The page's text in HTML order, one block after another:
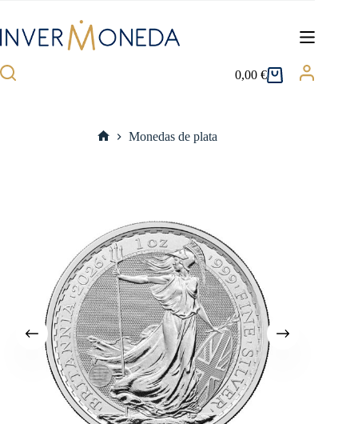
contenido
Carro
0,00€
Monedas de plata